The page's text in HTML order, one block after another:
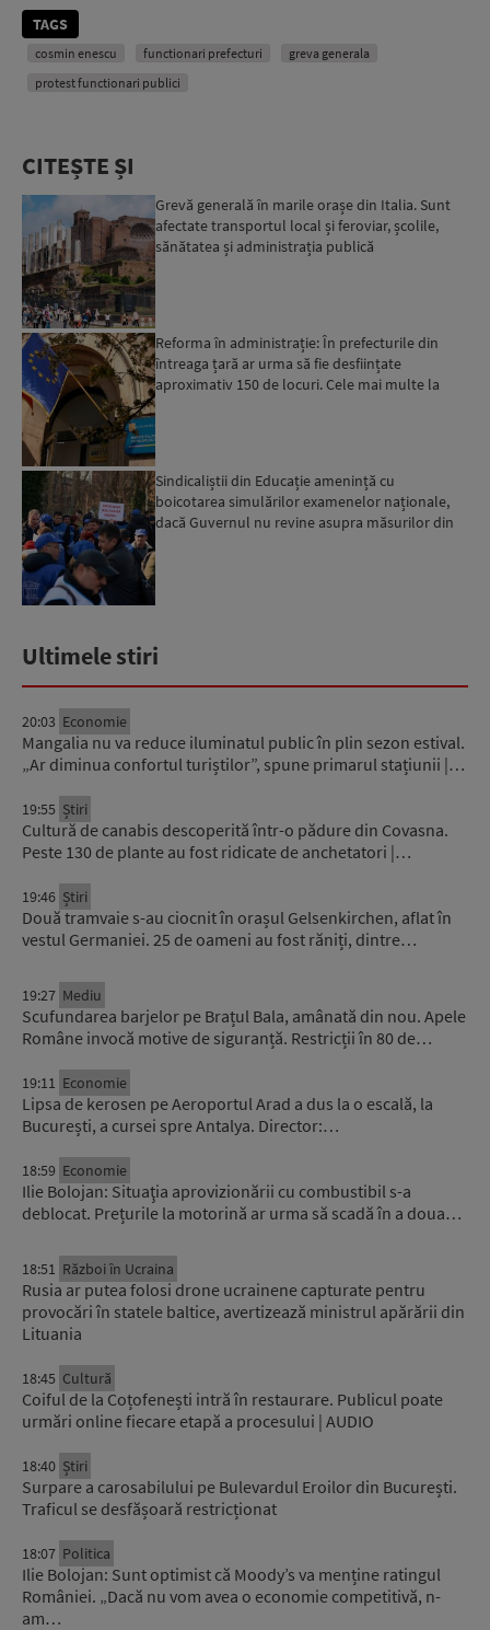
TAGS
cosmin enescu functionari prefecturi
greva generala
protest functionari publici
CITEȘTE ȘI
Grevă generală în marile orașe din Italia. Sunt
afectate transportul local și feroviar, școlile,
sănătatea și administrația publică
Reforma în administrație: În prefecturile din
întreaga țară ar urma să fie desființate
aproximativ 150 de locuri. Cele mai multe la
Sindicaliștii din Educație amenință cu
boicotarea simulărilor examenelor naționale,
dacă Guvernul nu revine asupra măsurilor din
Ultimele stiri
20:03 Economie
Mangalia nu va reduce iluminatul public în plin sezon estival.
„Ar diminua confortul turiștilor”, spune primarul stațiunii |…
19:55 Știri
Cultură de canabis descoperită într-o pădure din Covasna.
Peste 130 de plante au fost ridicate de anchetatori |…
19:46 Știri
Două tramvaie s-au ciocnit în orașul Gelsenkirchen, aflat în
vestul Germaniei. 25 de oameni au fost răniți, dintre…
19:27 Mediu
Scufundarea barjelor pe Brațul Bala, amânată din nou. Apele
Române invocă motive de siguranță. Restricții în 80 de…
19:11 Economie
Lipsa de kerosen pe Aeroportul Arad a dus la o escală, la
București, a cursei spre Antalya. Director:…
18:59 Economie
Ilie Bolojan: Situaţia aprovizionării cu combustibil s-a
deblocat. Prețurile la motorină ar urma să scadă în a doua…
18:51 Război în Ucraina
Rusia ar putea folosi drone ucrainene capturate pentru
provocări în statele baltice, avertizează ministrul apărării din
Lituania
18:45 Cultură
Coiful de la Coțofenești intră în restaurare. Publicul poate
urmări online fiecare etapă a procesului | AUDIO
18:40 Știri
Surpare a carosabilului pe Bulevardul Eroilor din București.
Traficul se desfășoară restricționat
18:07 Politica
Ilie Bolojan: Sunt optimist că Moody’s va menține ratingul
României. „Dacă nu vom avea o economie competitivă, n-
am…